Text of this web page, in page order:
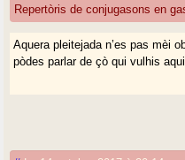
Repertòris de conjugasons en
Aquera pleitejada n’es pas mèi
pòdes parlar de çò qui vulhis